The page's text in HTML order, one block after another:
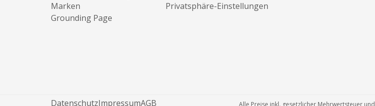
Marken
Grounding Page
Privatsphäre-Einstellungen
DatenschutzImpressumAGB Alle Preise inkl. gesetzlicher Mehrwertsteuer und